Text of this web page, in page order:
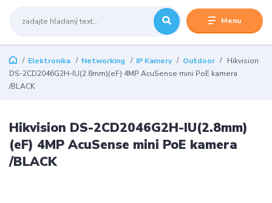
Menu
Elektronika Networking IP Kamery Outdoor
Hikvision
DS-2CD2046G2H-IU(2.8mm)(eF) 4MP AcuSense mini PoE kamera
/BLACK
Hikvision DS-2CD2046G2H-IU(2.8mm)
(eF) 4MP AcuSense mini PoE kamera
/BLACK